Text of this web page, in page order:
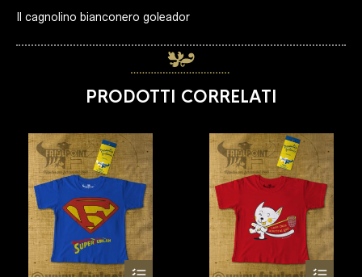
Il cagnolino bianconero goleador
PRODOTTI CORRELATI